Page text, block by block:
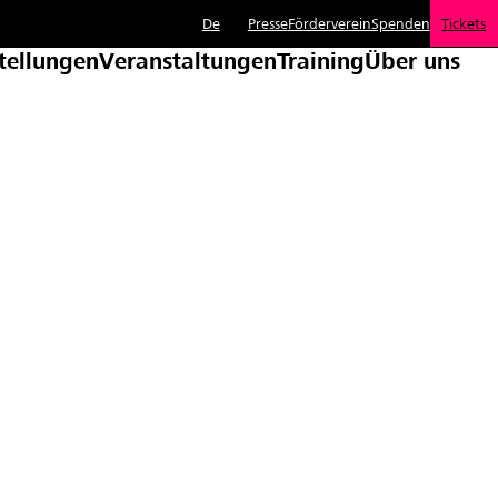
De PresseFördervereinSpenden Tickets
VeranstaltungenTrainingÜber uns